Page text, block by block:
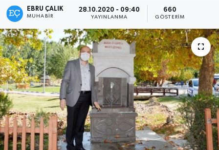
EBRU ÇALIK
MUHABIR
28.10.2020 - 09:40
YAYINLANMA
660
GÖSTERIM